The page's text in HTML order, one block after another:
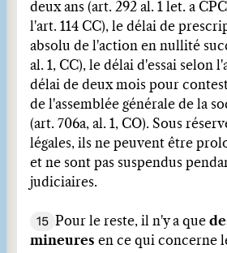
deux ans (art. 292 al. 1 let. a
l'art. 114 CC), le délai de
absolu de l'action en nullité
al. 1, CC), le délai d'essai selon
délai de deux mois pour
de l'assemblée générale de la
(art. 706a, al. 1, CO). Sous
légales, ils ne peuvent être
et ne sont pas suspendus
judiciaires.
15 Pour le reste, il n'y a que
mineures en ce qui concerne